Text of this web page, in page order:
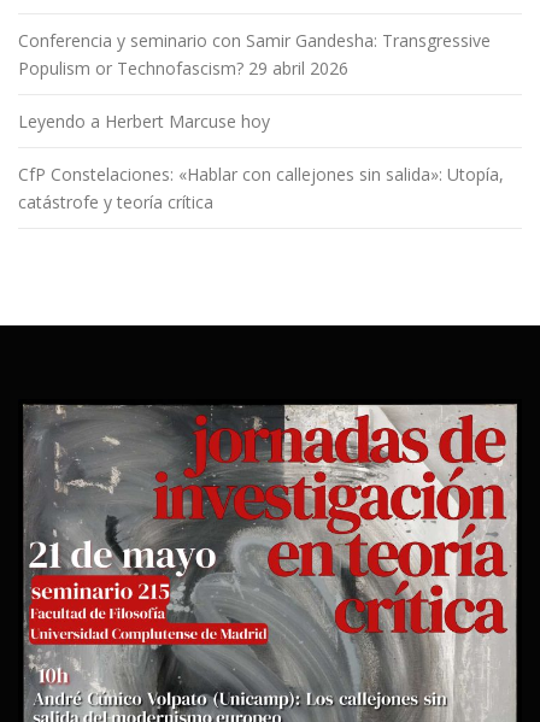
Conferencia y seminario con Samir Gandesha: Transgressive
Populism or Technofascism? 29 abril 2026
Leyendo a Herbert Marcuse hoy
CfP Constelaciones: «Hablar con callejones sin salida»: Utopía,
catástrofe y teoría crítica